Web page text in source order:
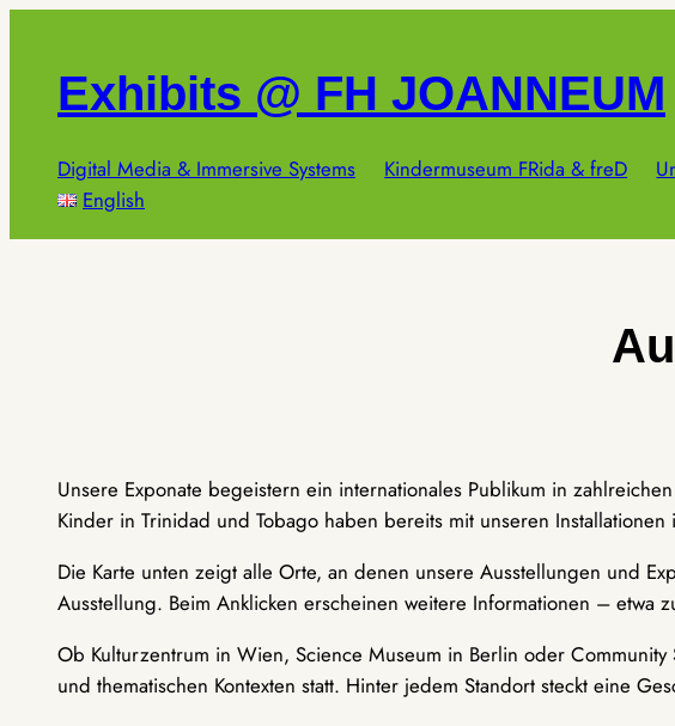
springenExhibits @ FH JOANNEUM
Digital Media & Immersive Systems Kindermuseum FRida & freD
English
Unsere Exponate begeistern ein internationales Publikum in
Kinder in Trinidad und Tobago haben bereits mit unseren Installationen
Die Karte unten zeigt alle Orte, an denen unsere Ausstellungen und
Ausstellung. Beim Anklicken erscheinen weitere Informationen –
Ob Kulturzentrum in Wien, Science Museum in Berlin oder
und thematischen Kontexten statt. Hinter jedem Standort steckt eine